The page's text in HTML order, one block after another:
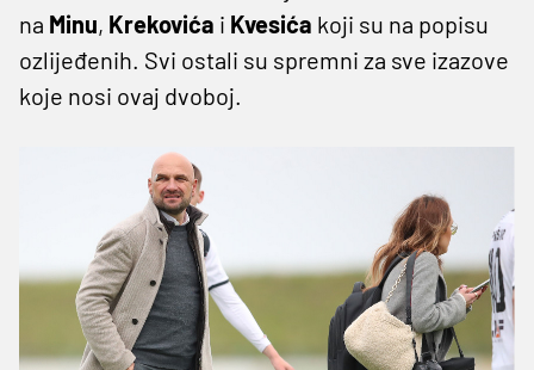
na Minu, Krekovića i Kvesića koji su na popisu
ozlijeđenih. Svi ostali su spremni za sve izazove
koje nosi ovaj dvoboj.